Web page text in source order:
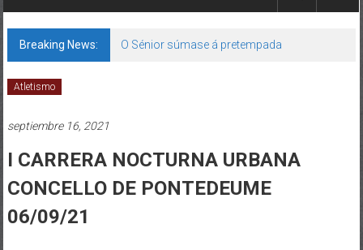
Breaking News: O Sénior súmase á pretempada
Atletismo
septiembre 16, 2021
I CARRERA NOCTURNA URBANA
CONCELLO DE PONTEDEUME
06/09/21